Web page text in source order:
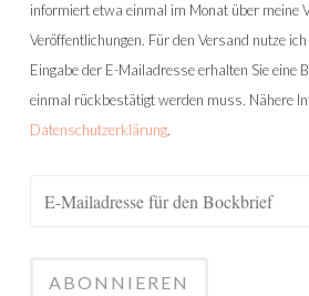
informiert etwa einmal im Monat über meine
Veröffentlichungen. Für den Versand nutze
Eingabe der E-Mailadresse erhalten Sie eine
einmal rückbestätigt werden muss. Nähere
Datenschutzerklärung.